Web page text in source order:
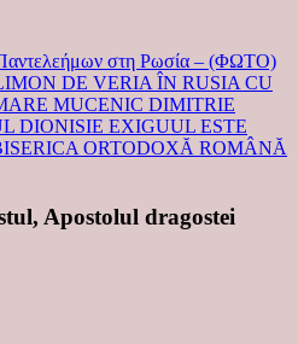
στη Ρωσία – (ΦΩΤΟ)
DE VERIA ÎN RUSIA CU
MUCENIC DIMITRIE
DIONISIE EXIGUUL ESTE
ORTODOXĂ ROMÂNĂ
Apostolul dragostei